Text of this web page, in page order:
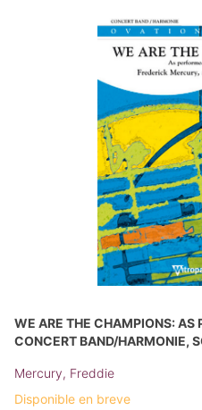
WE ARE THE CHAMPIONS: AS
CONCERT BAND/HARMONIE,
Mercury, Freddie
Disponible en breve